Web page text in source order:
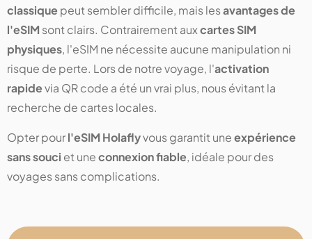
classiquepeut sembler difficile, mais lesavantages de
l'eSIM sont clairs. Contrairement auxcartes SIM
physiques, l'eSIM ne nécessite aucune manipulation ni
risque de perte. Lors de notre voyage, l'activation
rapidevia QR code a été un vrai plus, nous évitant la
recherche de cartes locales.
Opter pourl'eSIM Holaflyvous garantit uneexpérience
sans souci et uneconnexion fiable, idéale pour des
voyages sans complications.